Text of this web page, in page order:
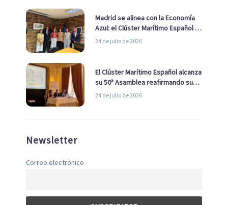
Madrid se alinea con la Economía
Azul: el Clúster Marítimo Español y
la Real Liga Naval avanzan alianzas
24 de julio de 2026
El Clúster Marítimo Español alcanza
su 50ª Asamblea reafirmando su
liderazgo en la Economía Azul
24 de julio de 2026
Newsletter
Correo electrónico